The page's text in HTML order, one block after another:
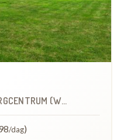
(WZC)
/dag)